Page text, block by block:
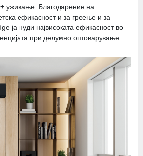
уживање. Благодарение на
ефикасност и за греење и за
ја нуди највисоката ефикасност во
при делумно оптоварување.